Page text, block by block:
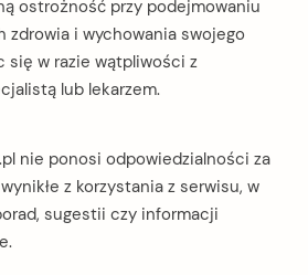
ostrożność przy podejmowaniu
i wychowania swojego
się w razie wątpliwości z
lub lekarzem.
nie ponosi odpowiedzialności za
z korzystania z serwisu, w
sugestii czy informacji